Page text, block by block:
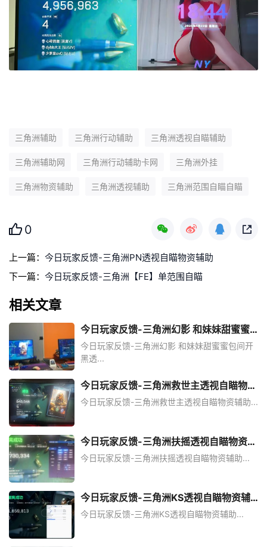
三角洲辅助 三角洲行动辅助 三角洲透视自瞄辅助
三角洲辅助网 三角洲行动辅助卡网 三角洲外挂
三角洲物资辅助 三角洲透视辅助 三角洲范围自瞄自瞄
0
上一篇： 今日玩家反馈-三角洲PN透视自瞄物资辅助
下一篇： 今日玩家反馈-三角洲【FE】单范围自瞄
相关文章
今日玩家反馈-三角洲幻影 和妹妹甜蜜蜜
包间开黑透
今日玩家反馈-三角洲幻影 和妹妹甜蜜蜜包间开
黑透...
今日玩家反馈-三角洲救世主透视自瞄物资
辅助
今日玩家反馈-三角洲救世主透视自瞄物资辅助...
今日玩家反馈-三角洲扶摇透视自瞄物资辅
助
今日玩家反馈-三角洲扶摇透视自瞄物资辅助...
今日玩家反馈-三角洲KS透视自瞄物资辅
助
今日玩家反馈-三角洲KS透视自瞄物资辅助...